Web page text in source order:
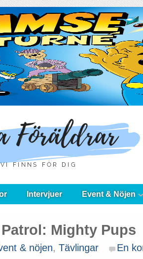
Intervjuer Event & Nöjen
Patrol: Mighty Pups
& nöjen, Tävlingar En